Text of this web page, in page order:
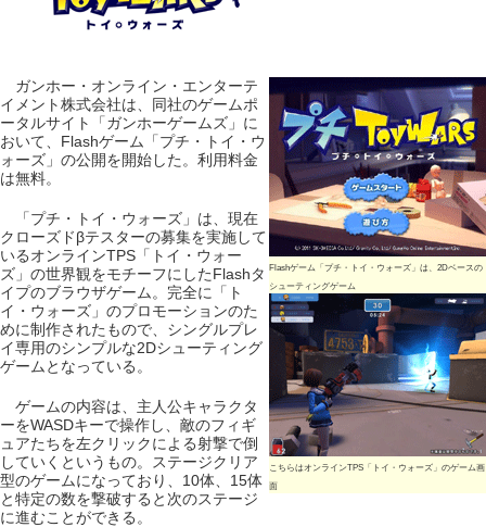
Flashゲーム「プチ・トイ・ウォーズ」は、2Dベースの
シューティングゲーム
こちらはオンラインTPS「トイ・ウォーズ」のゲーム画
面
ガンホー・オンライン・エンターテ
イメント株式会社は、同社のゲームポ
ータルサイト「ガンホーゲームズ」に
おいて、Flashゲーム「プチ・トイ・ウ
ォーズ」の公開を開始した。利用料金
は無料。
「プチ・トイ・ウォーズ」は、現在
クローズドβテスターの募集を実施して
いるオンラインTPS「トイ・ウォー
ズ」の世界観をモチーフにしたFlashタ
イプのブラウザゲーム。完全に「ト
イ・ウォーズ」のプロモーションのた
めに制作されたもので、シングルプレ
イ専用のシンプルな2Dシューティング
ゲームとなっている。
ゲームの内容は、主人公キャラクタ
ーをWASDキーで操作し、敵のフィギ
ュアたちを左クリックによる射撃で倒
していくというもの。ステージクリア
型のゲームになっており、10体、15体
と特定の数を撃破すると次のステージ
に進むことができる。